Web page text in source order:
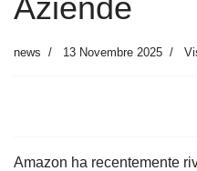
Aziende
news 13 Novembre 2025
Amazon ha recentemente